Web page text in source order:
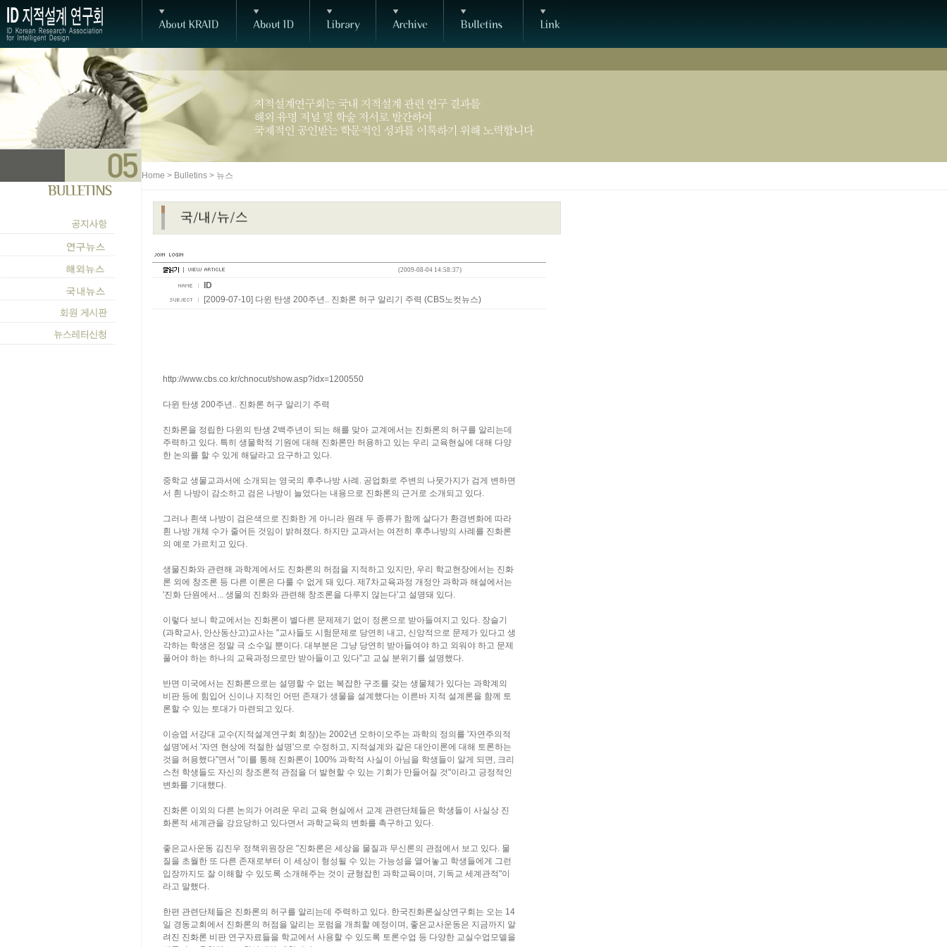
Home > Bulletins > 뉴스
(2009-08-04 14:58:37)
ID
[2009-07-10] 다윈 탄생 200주년.. 진화론 허구 알리기 주력 (CBS노컷뉴스)
http://www.cbs.co.kr/chnocut/show.asp?idx=1200550
다윈 탄생 200주년.. 진화론 허구 알리기 주력
진화론을 정립한 다윈의 탄생 2백주년이 되는 해를 맞아 교계에서는 진화론의 허구를 알리는데
주력하고 있다. 특히 생물학적 기원에 대해 진화론만 허용하고 있는 우리 교육현실에 대해 다양
한 논의를 할 수 있게 해달라고 요구하고 있다.
중학교 생물교과서에 소개되는 영국의 후추나방 사례. 공업화로 주변의 나뭇가지가 검게 변하면
서 흰 나방이 감소하고 검은 나방이 늘었다는 내용으로 진화론의 근거로 소개되고 있다.
그러나 흰색 나방이 검은색으로 진화한 게 아니라 원래 두 종류가 함께 살다가 환경변화에 따라
흰 나방 개체 수가 줄어든 것임이 밝혀졌다. 하지만 교과서는 여전히 후추나방의 사례를 진화론
의 예로 가르치고 있다.
생물진화와 관련해 과학계에서도 진화론의 허점을 지적하고 있지만, 우리 학교현장에서는 진화
론 외에 창조론 등 다른 이론은 다룰 수 없게 돼 있다. 제7차교육과정 개정안 과학과 해설에서는
'진화 단원에서... 생물의 진화와 관련해 창조론을 다루지 않는다'고 설명돼 있다.
이렇다 보니 학교에서는 진화론이 별다른 문제제기 없이 정론으로 받아들여지고 있다. 장슬기
(과학교사, 안산동산고)교사는 "교사들도 시험문제로 당연히 내고, 신앙적으로 문제가 있다고 생
각하는 학생은 정말 극 소수일 뿐이다. 대부분은 그냥 당연히 받아들여야 하고 외워야 하고 문제
풀어야 하는 하나의 교육과정으로만 받아들이고 있다"고 교실 분위기를 설명했다.
반면 미국에서는 진화론으로는 설명할 수 없는 복잡한 구조를 갖는 생물체가 있다는 과학계의
비판 등에 힘입어 신이나 지적인 어떤 존재가 생물을 설계했다는 이른바 지적 설계론을 함께 토
론할 수 있는 토대가 마련되고 있다.
이승엽 서강대 교수(지적설계연구회 회장)는 2002년 오하이오주는 과학의 정의를 '자연주의적
설명'에서 '자연 현상에 적절한 설명'으로 수정하고, 지적설계와 같은 대안이론에 대해 토론하는
것을 허용했다"면서 "이를 통해 진화론이 100% 과학적 사실이 아님을 학생들이 알게 되면, 크리
스천 학생들도 자신의 창조론적 관점을 더 발현할 수 있는 기회가 만들어질 것"이라고 긍정적인
변화를 기대했다.
진화론 이외의 다른 논의가 어려운 우리 교육 현실에서 교계 관련단체들은 학생들이 사실상 진
화론적 세계관을 강요당하고 있다면서 과학교육의 변화를 촉구하고 있다.
좋은교사운동 김진우 정책위원장은 "진화론은 세상을 물질과 무신론의 관점에서 보고 있다. 물
질을 초월한 또 다른 존재로부터 이 세상이 형성될 수 있는 가능성을 열어놓고 학생들에게 그런
입장까지도 잘 이해할 수 있도록 소개해주는 것이 균형잡힌 과학교육이며, 기독교 세계관적"이
라고 말했다.
한편 관련단체들은 진화론의 허구를 알리는데 주력하고 있다. 한국진화론실상연구회는 오는 14
일 경동교회에서 진화론의 허점을 알리는 포럼을 개최할 예정이며, 좋은교사운동은 지금까지 알
려진 진화론 비판 연구자료들을 학교에서 사용할 수 있도록 토론수업 등 다양한 교실수업모델을